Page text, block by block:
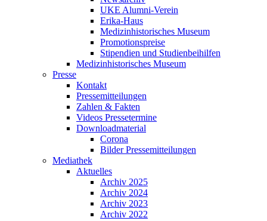
UKE Alumni-Verein
Erika-Haus
Medizinhistorisches Museum
Promotionspreise
Stipendien und Studienbeihilfen
Medizinhistorisches Museum
Presse
Kontakt
Pressemitteilungen
Zahlen & Fakten
Videos Pressetermine
Downloadmaterial
Corona
Bilder Pressemitteilungen
Mediathek
Aktuelles
Archiv 2025
Archiv 2024
Archiv 2023
Archiv 2022